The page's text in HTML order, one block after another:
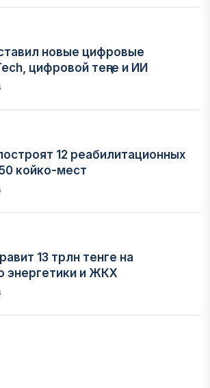
новые цифровые
цифровой теңге и ИИ
12 реабилитационных
койко-мест
13 трлн тенге на
энергетики и ЖКХ